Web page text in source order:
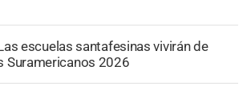
escuelas santafesinas vivirán de
Suramericanos 2026